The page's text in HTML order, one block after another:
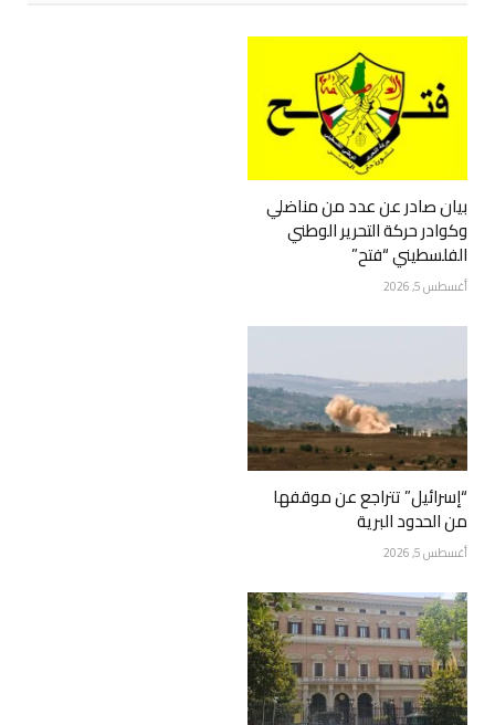
بيان صادر عن عدد من مناضلي
وكوادر حركة التحرير الوطني
الفلسطيني “فتح”
أغسطس 5, 2026
“إسرائيل” تتراجع عن موقفها
من الحدود البرية
أغسطس 5, 2026